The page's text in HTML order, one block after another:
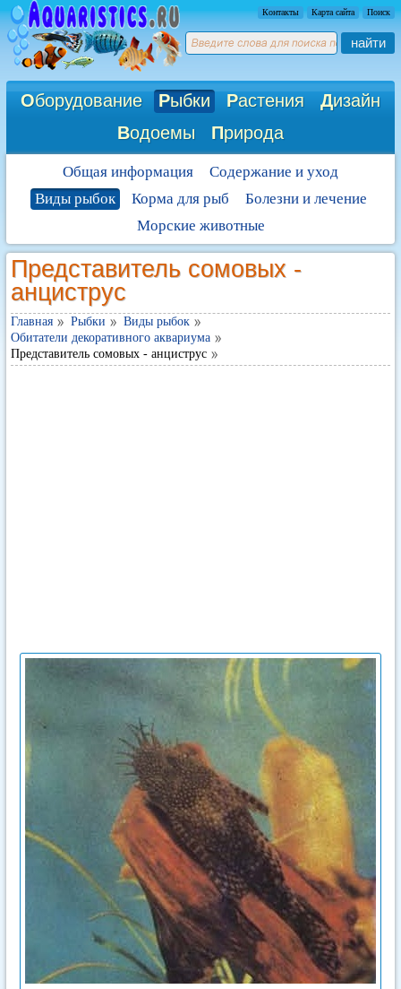
Контакты Карта сайта Поиск
найти
Оборудование Рыбки Растения Дизайн
Водоемы Природа
Общая информация
Содержание и уход
Виды рыбок
Корма для рыб
Болезни и лечение
Морские животные
Представитель сомовых -
анциструс
Главная Рыбки
Виды рыбок
Обитатели декоративного аквариума
Представитель сомовых - анциструс